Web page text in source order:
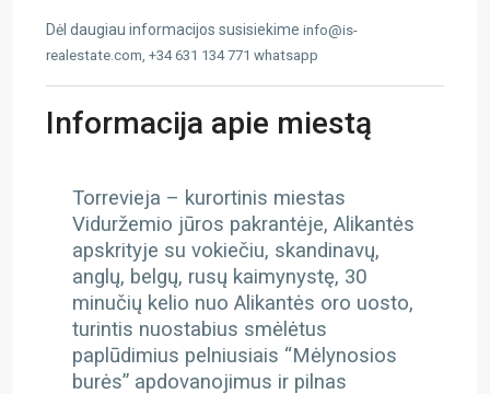
Dėl daugiau informacijos susisiekime info@is-
realestate.com, +34 631 134 771 whatsapp
Informacija apie miestą
Torrevieja – kurortinis miestas
Viduržemio jūros pakrantėje, Alikantės
apskrityje su vokiečiu, skandinavų,
anglų, belgų, rusų kaimynystę, 30
minučių kelio nuo Alikantės oro uosto,
turintis nuostabius smėlėtus
paplūdimius pelniusiais “Mėlynosios
burės” apdovanojimus ir pilnas